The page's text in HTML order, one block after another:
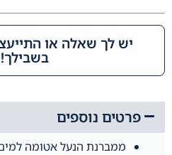
פרטים נוספים
ממברנת הנעל אטומה
יש לך שאלה או
בשבילך!​